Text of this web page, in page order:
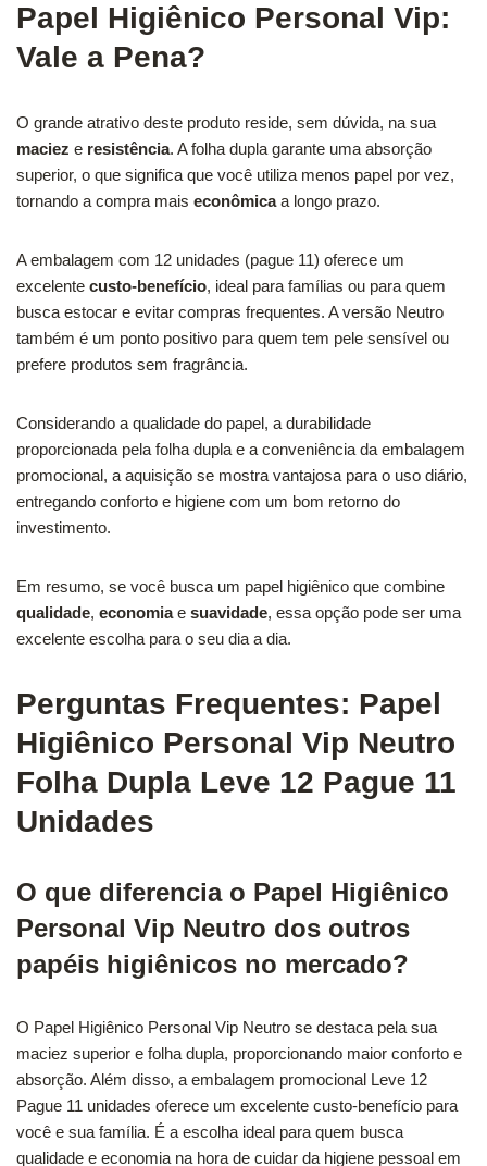
Papel Higiênico Personal Vip:
Vale a Pena?
O grande atrativo deste produto reside, sem dúvida, na sua
maciez e resistência. A folha dupla garante uma absorção
superior, o que significa que você utiliza menos papel por vez,
tornando a compra mais econômicaa longo prazo.
A embalagem com 12 unidades (pague 11) oferece um
excelente custo-benefício, ideal para famílias ou para quem
busca estocar e evitar compras frequentes. A versão Neutro
também é um ponto positivo para quem tem pele sensível ou
prefere produtos sem fragrância.
Considerando a qualidade do papel, a durabilidade
proporcionada pela folha dupla e a conveniência da embalagem
promocional, a aquisição se mostra vantajosa para o uso diário,
entregando conforto e higiene com um bom retorno do
investimento.
Em resumo, se você busca um papel higiênico que combine
qualidade, economiae suavidade, essa opção pode ser uma
excelente escolha para o seu dia a dia.
Perguntas Frequentes: Papel
Higiênico Personal Vip Neutro
Folha Dupla Leve 12 Pague 11
Unidades
O que diferencia o Papel Higiênico
Personal Vip Neutro dos outros
papéis higiênicos no mercado?
O Papel Higiênico Personal Vip Neutro se destaca pela sua
maciez superior e folha dupla, proporcionando maior conforto e
absorção. Além disso, a embalagem promocional Leve 12
Pague 11 unidades oferece um excelente custo-benefício para
você e sua família. É a escolha ideal para quem busca
qualidade e economia na hora de cuidar da higiene pessoal em